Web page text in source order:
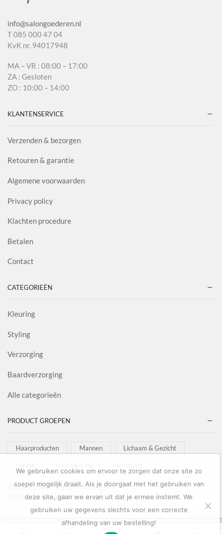
info@salongoederen.nl
T 085 000 47 04
KvK nr. 94017948
MA – VR : 08:00 – 17:00
ZA : Gesloten
ZO : 10:00 – 14:00
KLANTENSERVICE
Verzenden & bezorgen
Retouren & garantie
Algemene voorwaarden
Privacy policy
Klachten procedure
Betalen
Contact
CATEGORIEËN
Kleuring
Styling
Verzorging
Baardverzorging
Alle categorieën
PRODUCT GROEPEN
Haarproducten Mannen Lichaam & Gezicht
Al onze goederen zijn inclusief
BTW afgebeeld in onze shop!
Copyright © 2022Salon Goederen
We gebruiken cookies om ervoor te zorgen dat onze site zo
soepel mogelijk draait. Als je doorgaat met het gebruiken van
deze site, gaan we ervan uit dat je ermee instemt. We
gebruiken uw gegevens slechts voor een correcte
afhandeling van uw bestelling!